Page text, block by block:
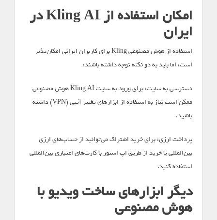
امکان استفاده از Kling AI در
ایران
استفاده از هوش مصنوعی Kling برای کاربران ایرانی امکان‌پذیر
است، اما باید به دو نکته توجه داشته باشند:
دسترسی به سایت: برای ورود به سایت Kling AI هوش مصنوعی
ممکن است نیاز به استفاده از ابزارهای تغییر آیپی (VPN) داشته
باشید.
پرداخت ارزی: برای خرید اشتراک می‌توانید از حساب‌های ارزی
بین‌المللی یا خرید از طریق اپ استور با کارت‌های اعتباری بین‌المللی
استفاده کنید.
دیگر ابزارهای ساخت ویدیو با
هوش مصنوعی